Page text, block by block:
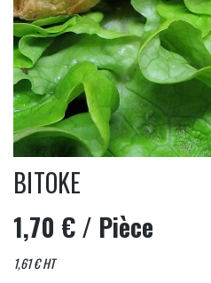
BITOKE
1,70 €/ Pièce
1,61 € HT